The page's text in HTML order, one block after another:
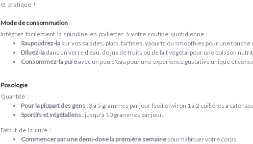
et pratique !
Mode de consommation
Intégrez facilement la spiruline en paillettes à votre routine quotidienne :
Saupoudrez-la sur vos salades, plats, tartines, yaourts ou smoothies pour une
Diluez-la dans un verre d'eau, de jus de fruits ou de lait végétal pour une boisson
Consommez-la pureavec un peu d'eau pour une expérience gustative unique et
Posologie
Quantité :
Pour la plupart des gens :3 à 5 grammes par jour (soit environ 1 à 2 cuillères à café
Sportifs et végétaliens : jusqu'à 10 grammes par jour.
Début de la cure :
Commencer par une demi-dose la première semaine pour habituer votre corps.